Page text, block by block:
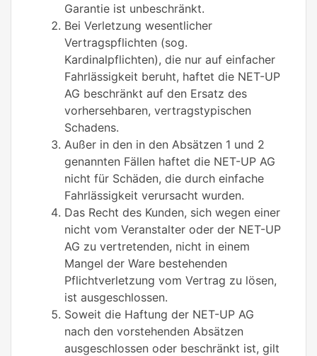
Garantie ist unbeschränkt.
Bei Verletzung wesentlicher
Vertragspflichten (sog.
Kardinalpflichten), die nur auf einfacher
Fahrlässigkeit beruht, haftet die NET-UP
AG beschränkt auf den Ersatz des
vorhersehbaren, vertragstypischen
Schadens.
Außer in den in den Absätzen 1 und 2
genannten Fällen haftet die NET-UP AG
nicht für Schäden, die durch einfache
Fahrlässigkeit verursacht wurden.
Das Recht des Kunden, sich wegen einer
nicht vom Veranstalter oder der NET-UP
AG zu vertretenden, nicht in einem
Mangel der Ware bestehenden
Pflichtverletzung vom Vertrag zu lösen,
ist ausgeschlossen.
Soweit die Haftung der NET-UP AG
nach den vorstehenden Absätzen
ausgeschlossen oder beschränkt ist, gilt